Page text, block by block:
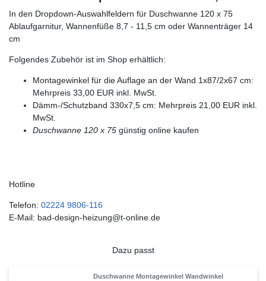
In den Dropdown-Auswahlfeldern für Duschwanne 120 x 75
Ablaufgarnitur, Wannenfüße 8,7 - 11,5 cm oder Wannenträger 14
cm
Folgendes Zubehör ist im Shop erhältlich:
Montagewinkel für die Auflage an der Wand 1x87/2x67 cm:
Mehrpreis 33,00 EUR inkl. MwSt.
Dämm-/Schutzband 330x7,5 cm: Mehrpreis 21,00 EUR inkl.
MwSt.
Duschwanne 120 x 75 günstig online kaufen
Hotline
Telefon: 02224 9806-116
E-Mail: bad-design-heizung@t-online.de
Dazu passt
Duschwanne Montagewinkel Wandwinkel